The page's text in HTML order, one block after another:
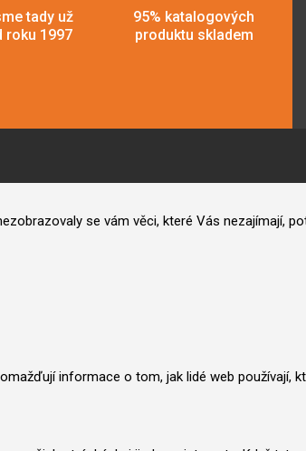
tady už
roku 1997
95% katalogových
produktu skladem
se vám věci, které Vás nezajímají,
informace o tom, jak lidé web používají,